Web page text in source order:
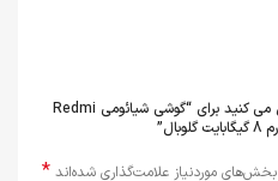
اولین نفری باشید که دیدگاهی را ارسال می کنید برای “گوشی شیائومی Redmi
بخش‌های موردنیاز علامت‌گذاری شده‌اند *